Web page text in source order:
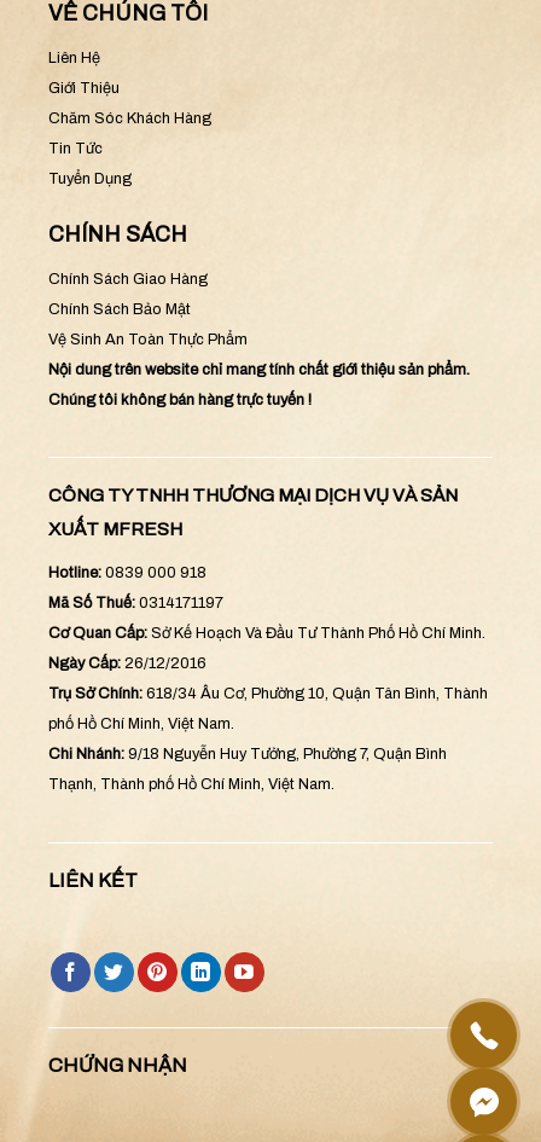
VỀ CHÚNG TÔI
Liên Hệ
Giới Thiệu
Chăm Sóc Khách Hàng
Tin Tức
Tuyển Dụng
CHÍNH SÁCH
Chính Sách Giao Hàng
Chính Sách Bảo Mật
Vệ Sinh An Toàn Thực Phẩm
Nội dung trên website chỉ mang tính chất giới thiệu sản phẩm.
Chúng tôi không bán hàng trực tuyến !
CÔNG TY TNHH THƯƠNG MẠI DỊCH VỤ VÀ SẢN
XUẤT MFRESH
Hotline: 0839 000 918
Mã Số Thuế: 0314171197
Cơ Quan Cấp: Sở Kế Hoạch Và Đầu Tư Thành Phố Hồ Chí Minh.
Ngày Cấp: 26/12/2016
Trụ Sở Chính: 618/34 Âu Cơ, Phường 10, Quận Tân Bình, Thành
phố Hồ Chí Minh, Việt Nam.
Chi Nhánh: 9/18 Nguyễn Huy Tưởng, Phường 7, Quận Bình
Thạnh, Thành phố Hồ Chí Minh, Việt Nam.
LIÊN KẾT
CHỨNG NHẬN